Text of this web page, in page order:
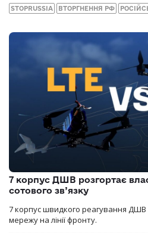
STOPRUSSIA ВТОРГНЕННЯ РФ
7 корпус ДШВ розгортає
сотового зв’язку
7 корпус швидкого реагування ДШВ
мережу на лінії фронту.